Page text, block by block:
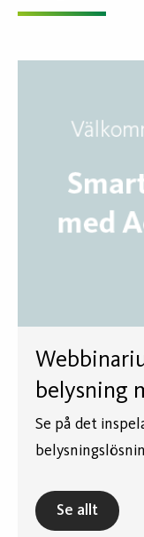
belysning
Se på det
Se allt